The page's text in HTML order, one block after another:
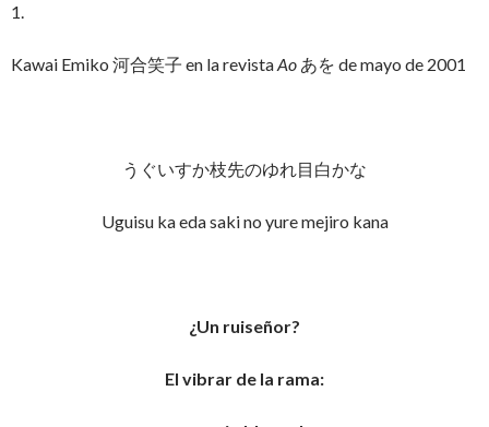
1.
Kawai Emiko 河合笑子 en la revistaAo あを de mayo de 2001
うぐいすか枝先のゆれ目白かな
Uguisu ka eda saki no yure mejiro kana
¿Un ruiseñor?
El vibrar de la rama: